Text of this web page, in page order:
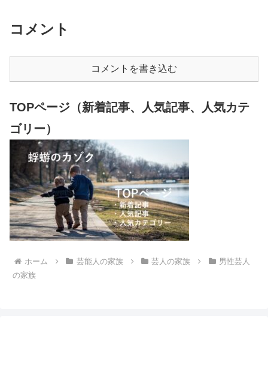
コメント
コメントを書き込む
TOPページ（新着記事、人気記事、人気カテ
ゴリー）
ホーム 芸能人の家族 芸人の家族
男性芸人
の家族